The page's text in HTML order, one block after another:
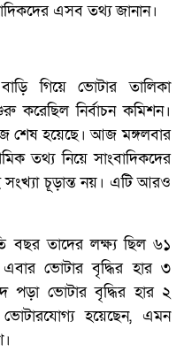
এসব তথ্য জানান।
গিয়ে ভোটার তালিকা
করেছিল নির্বাচন কমিশন।
শেষ হয়েছে। আজ মঙ্গলবার
তথ্য নিয়ে সাংবাদিকদের
সংখ্যা চূড়ান্ত নয়। এটি আরও
বছর তাদের লক্ষ্য ছিল ৬১
ভোটার বৃদ্ধির হার ৩
পড়া ভোটার বৃদ্ধির হার ২
হয়েছেন, এমন